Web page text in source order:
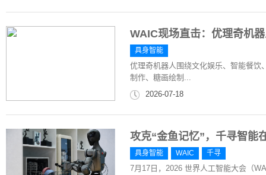
WAIC现场直击：优理奇机
具身智能
优理奇机器人围绕文化娱乐、智能餐饮
制作、糖画绘制...
2026-07-18
攻克“金鱼记忆”，千寻智能
具身智能 WAIC 千寻
7月17日，2026 世界人工智能大会（